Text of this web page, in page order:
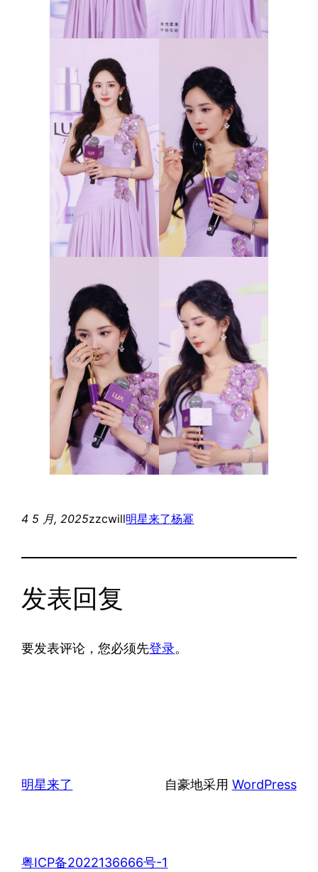
4 5 月, 2025zzcwill明星来了杨幂
发表回复
要发表评论，您必须先登录。
明星来了 自豪地采用 WordPress
粤ICP备2022136666号-1